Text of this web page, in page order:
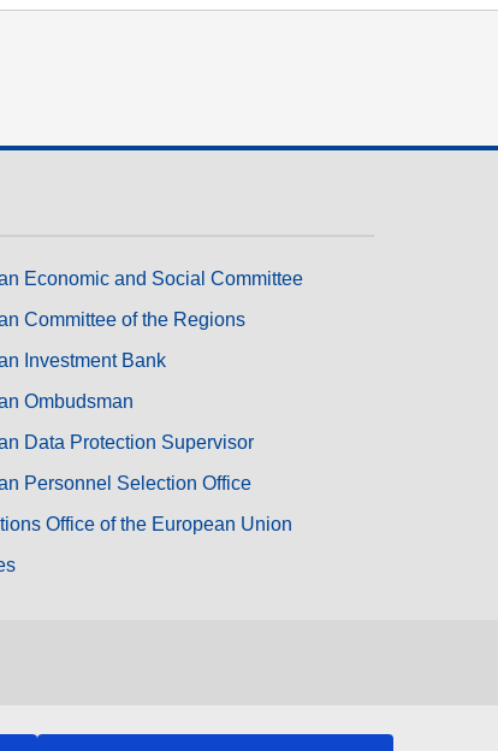
Economic and Social Committee
Committee of the Regions
Investment Bank
Ombudsman
Data Protection Supervisor
Personnel Selection Office
Office of the European Union